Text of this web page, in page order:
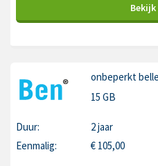
Bekijk
onbeperkt
15 GB
Duur:
2 jaar
Eenmalig:
€ 105,00